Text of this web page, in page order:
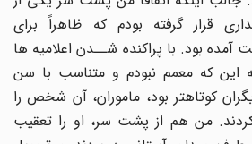
قرار گرفته بودم که ظاهراً برای
بود. با پراکنده شــدن اعلامیه ها
که معمم نبودم و متناسب با سن
کوتاهتر بود، ماموران، آن شخص را
من هم از پشت سر، او را تعقیب